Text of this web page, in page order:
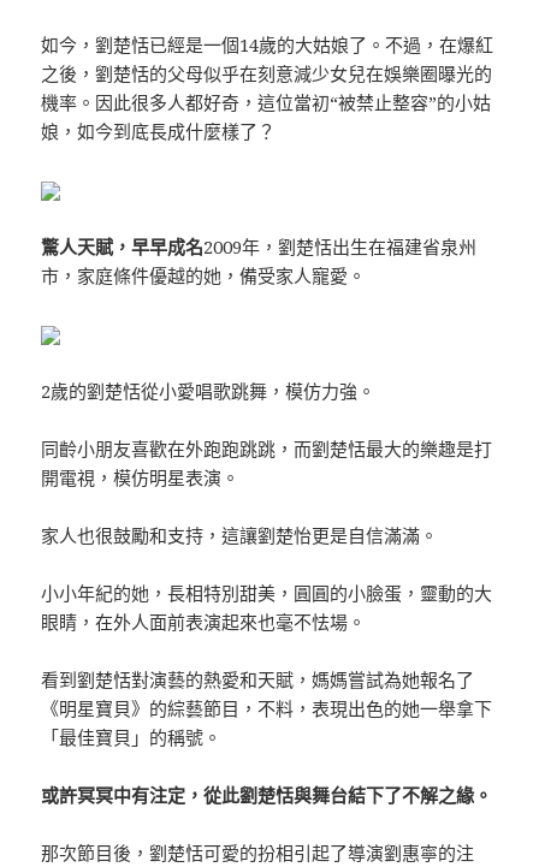
如今，劉楚恬已經是一個14歲的大姑娘了。不過，在爆紅
之後，劉楚恬的父母似乎在刻意減少女兒在娛樂圈曝光的
機率。因此很多人都好奇，這位當初“被禁止整容”的小姑
娘，如今到底長成什麼樣了？
驚人天賦，早早成名2009年，劉楚恬出生在福建省泉州
市，家庭條件優越的她，備受家人寵愛。
2歲的劉楚恬從小愛唱歌跳舞，模仿力強。
同齡小朋友喜歡在外跑跑跳跳，而劉楚恬最大的樂趣是打
開電視，模仿明星表演。
家人也很鼓勵和支持，這讓劉楚怡更是自信滿滿。
小小年紀的她，長相特別甜美，圓圓的小臉蛋，靈動的大
眼睛，在外人面前表演起來也毫不怯場。
看到劉楚恬對演藝的熱愛和天賦，媽媽嘗試為她報名了
《明星寶貝》的綜藝節目，不料，表現出色的她一舉拿下
「最佳寶貝」的稱號。
或許冥冥中有注定，從此劉楚恬與舞台結下了不解之緣。
那次節目後，劉楚恬可愛的扮相引起了導演劉惠寧的注